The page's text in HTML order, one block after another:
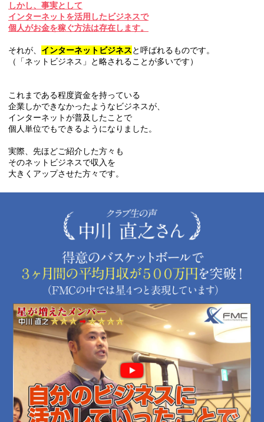
しかし、事実として
インターネットを活用したビジネスで
個人がお金を稼ぐ方法は存在します。
それが、 インターネットビジネスと呼ばれるものです。
（「ネットビジネス」と略されることが多いです）
これまである程度資金を持っている
企業しかできなかったようなビジネスが、
インターネットが普及したことで
個人単位でもできるようになりました。
実際、先ほどご紹介した方々も
そのネットビジネスで収入を
大きくアップさせた方々です。